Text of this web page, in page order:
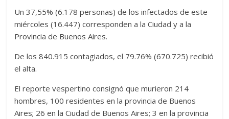
Un 37,55% (6.178 personas) de los infectados de este
miércoles (16.447) corresponden a la Ciudad y a la
Provincia de Buenos Aires.
De los 840.915 contagiados, el 79.76% (670.725) recibió
el alta.
El reporte vespertino consignó que murieron 214
hombres, 100 residentes en la provincia de Buenos
Aires; 26 en la Ciudad de Buenos Aires; 3 en la provincia